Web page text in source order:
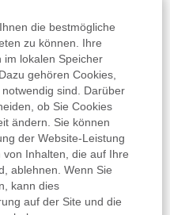
die bestmögliche
zu können. Ihre
im lokalen Speicher
gehören Cookies,
sind. Darüber
ob Sie Cookies
ändern. Sie können
der Website-Leistung
Inhalten, die auf Ihre
ablehnen. Wenn Sie
kann dies
auf der Site und die